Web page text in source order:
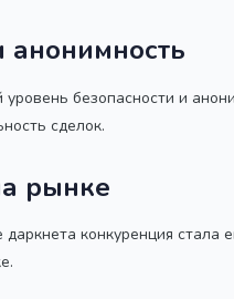
анонимность
уровень безопасности и
сделок.
рынке
конкуренция